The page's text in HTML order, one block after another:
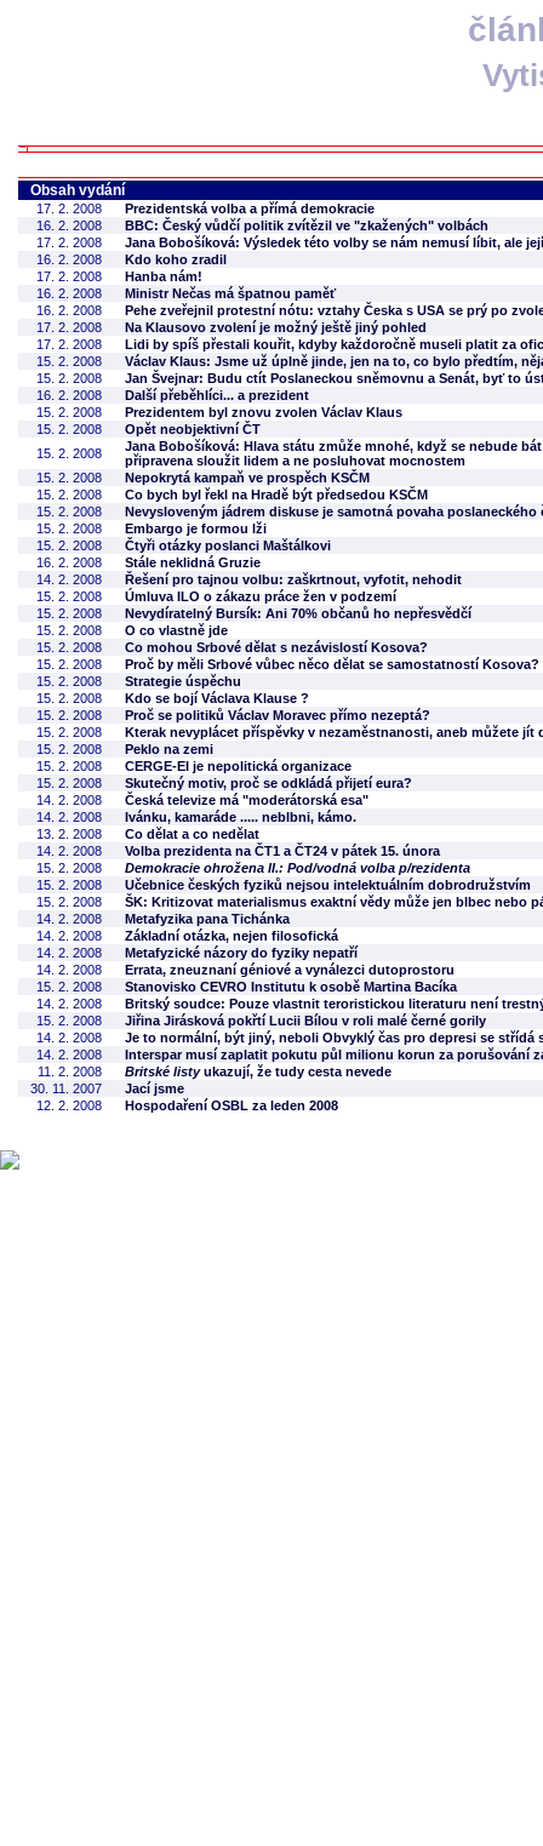
Obsah vydání
17. 2. 2008
Prezidentská volba a přímá demokracie
16. 2. 2008
BBC: Český vůdčí politik zvítězil ve "zkažených" volbách
17. 2. 2008
Jana Bobošíková: Výsledek této volby se nám nemusí líbit, ale
16. 2. 2008
Kdo koho zradil
17. 2. 2008
Hanba nám!
16. 2. 2008
Ministr Nečas má špatnou paměť
16. 2. 2008
Pehe zveřejnil protestní nótu: vztahy Česka s USA se prý po
17. 2. 2008
Na Klausovo zvolení je možný ještě jiný pohled
17. 2. 2008
Lidi by spíš přestali kouřit, kdyby každoročně museli platit za
15. 2. 2008
Václav Klaus: Jsme už úplně jinde, jen na to, co bylo předtím,
15. 2. 2008
Jan Švejnar: Budu ctít Poslaneckou sněmovnu a Senát, byť to
16. 2. 2008
Další přeběhlíci... a prezident
15. 2. 2008
Prezidentem byl znovu zvolen Václav Klaus
15. 2. 2008
Opět neobjektivní ČT
15. 2. 2008
Jana Bobošíková: Hlava státu zmůže mnohé, když se nebude
připravena sloužit lidem a ne posluhovat mocnostem
15. 2. 2008
Nepokrytá kampaň ve prospěch KSČM
15. 2. 2008
Co bych byl řekl na Hradě být předsedou KSČM
15. 2. 2008
Nevysloveným jádrem diskuse je samotná povaha
15. 2. 2008
Embargo je formou lži
15. 2. 2008
Čtyři otázky poslanci Maštálkovi
16. 2. 2008
Stále neklidná Gruzie
14. 2. 2008
Řešení pro tajnou volbu: zaškrtnout, vyfotit, nehodit
15. 2. 2008
Úmluva ILO o zákazu práce žen v podzemí
15. 2. 2008
Nevydíratelný Bursík: Ani 70% občanů ho nepřesvědčí
15. 2. 2008
O co vlastně jde
15. 2. 2008
Co mohou Srbové dělat s nezávislostí Kosova?
15. 2. 2008
Proč by měli Srbové vůbec něco dělat se samostatností Kosova?
15. 2. 2008
Strategie úspěchu
15. 2. 2008
Kdo se bojí Václava Klause ?
15. 2. 2008
Proč se politiků Václav Moravec přímo nezeptá?
15. 2. 2008
Kterak nevyplácet příspěvky v nezaměstnanosti, aneb můžete jít
15. 2. 2008
Peklo na zemi
15. 2. 2008
CERGE-EI je nepolitická organizace
15. 2. 2008
Skutečný motiv, proč se odkládá přijetí eura?
14. 2. 2008
Česká televize má "moderátorská esa"
14. 2. 2008
Ivánku, kamaráde ..... neblbni, kámo.
13. 2. 2008
Co dělat a co nedělat
14. 2. 2008
Volba prezidenta na ČT1 a ČT24 v pátek 15. února
15. 2. 2008
Demokracie ohrožena II.: Pod/vodná volba p/rezidenta
15. 2. 2008
Učebnice českých fyziků nejsou intelektuálním dobrodružstvím
15. 2. 2008
ŠK: Kritizovat materialismus exaktní vědy může jen blbec nebo
14. 2. 2008
Metafyzika pana Tichánka
14. 2. 2008
Základní otázka, nejen filosofická
14. 2. 2008
Metafyzické názory do fyziky nepatří
14. 2. 2008
Errata, zneuznaní géniové a vynálezci dutoprostoru
15. 2. 2008
Stanovisko CEVRO Institutu k osobě Martina Bacíka
14. 2. 2008
Britský soudce: Pouze vlastnit teroristickou literaturu není
15. 2. 2008
Jiřina Jirásková pokřtí Lucii Bílou v roli malé černé gorily
14. 2. 2008
Je to normální, být jiný, neboli Obvyklý čas pro depresi se střídá
14. 2. 2008
Interspar musí zaplatit pokutu půl milionu korun za porušování
11. 2. 2008
Britské listyukazují, že tudy cesta nevede
30. 11. 2007
Jací jsme
12. 2. 2008
Hospodaření OSBL za leden 2008